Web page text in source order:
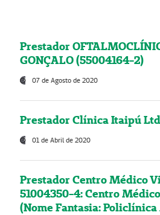
Prestador
GONÇALO (55004164-2)
07 de Agosto de 2020
Prestador Clínica Itaipú
01 de Abril de 2020
Prestador Centro Médico
51004350-4: Centro
(Nome Fantasia: